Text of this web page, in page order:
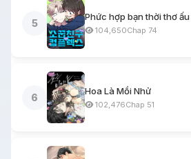
5
Phức hợp bạn thời thơ ấu
104,650Chap 74
6
Hoa Là Mồi Nhử
102,476Chap 51